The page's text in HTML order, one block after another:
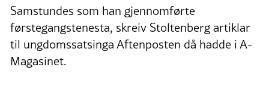
Samstundes som han gjennomførte
førstegangstenesta, skreiv Stoltenberg artiklar
til ungdomssatsinga Aftenposten då hadde i A-
Magasinet.